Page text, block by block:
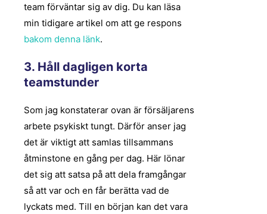
team förväntar sig av dig. Du kan läsa
min tidigare artikel om att ge respons
bakom denna länk.
3. Håll dagligen korta
teamstunder
Som jag konstaterar ovan är försäljarens
arbete psykiskt tungt. Därför anser jag
det är viktigt att samlas tillsammans
åtminstone en gång per dag. Här lönar
det sig att satsa på att dela framgångar
så att var och en får berätta vad de
lyckats med. Till en början kan det vara